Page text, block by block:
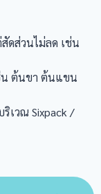
ดส่วนไม่ลด เช่น
น ต้นขา ต้นแขน
เวณ Sixpack /